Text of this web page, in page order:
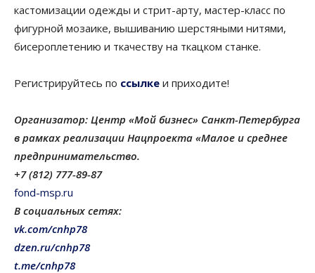
кастомизации одежды и стрит-арту, мастер-класс по
фигурной мозаике, вышиванию шерстяными нитями,
бисероплетению и ткачеству на ткацком станке.
Регистрируйтесь по ссылке и приходите!
Организатор: Центр «Мой бизнес» Санкт-Петербурга
в рамках реализации Нацпроекта «Малое и среднее
предпринимательство.
+7 (812) 777-89-87
fond-msp.ru
В социальных сетях:
vk.com/cnhp78
dzen.ru/cnhp78
t.me/cnhp78